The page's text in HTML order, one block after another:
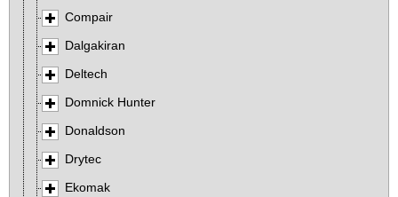
Compair
Dalgakiran
Deltech
Domnick Hunter
Donaldson
Drytec
Ekomak